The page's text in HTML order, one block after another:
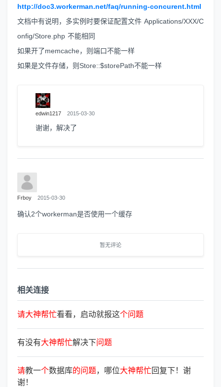
http://doc3.workerman.net/faq/running-concurent.html
文档中有说明，多实例时要保证配置文件 Applications/XXX/C
onfig/Store.php 不能相同
如果开了memcache，则端口不能一样
如果是文件存储，则Store::$storePath不能一样
edwin1217 2015-03-30
谢谢，解决了
Frboy 2015-03-30
确认2个workerman是否使用一个缓存
暂无评论
相关连接
请大神帮忙看看，启动就报这个问题
有没有大神帮忙解决下问题
请教一个数据库的问题，哪位大神帮忙回复下！谢
谢！